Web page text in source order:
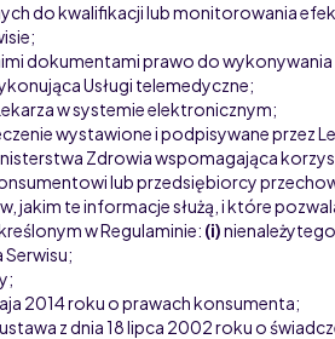
do kwalifikacji lub monitorowania
;
dokumentami prawo do wykonywania
Usługi telemedyczne;
w systemie elektronicznym;
wystawione i podpisywane przez
Zdrowia wspomagająca
lub przedsiębiorcy
jakim te informacje służą, i które
w Regulaminie: (i)
2014 roku o prawach konsumenta;
z dnia 18 lipca 2002 roku o